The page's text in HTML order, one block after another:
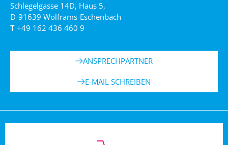
Schlegelgasse 14D, Haus 5,
D-91639 Wolframs-Eschenbach
T +49 162 436 460 9
ANSPRECHPARTNER
E-MAIL SCHREIBEN